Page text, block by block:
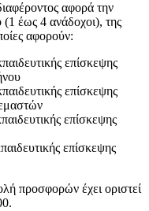
αφορά την
έως 4 ανάδοχοι), της
αφορούν:
επίσκεψης
επίσκεψης
επίσκεψης
επίσκεψης
προσφορών έχει οριστεί